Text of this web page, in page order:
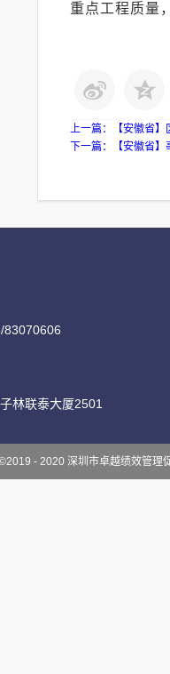
重点工程质量
上一篇：
【安徽省
下一篇：
【安徽省
83070606
林联泰大厦2501
- 2020 深圳市卓越绩效管理